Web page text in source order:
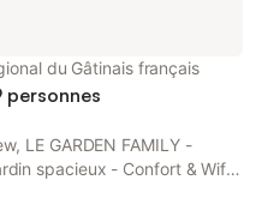
du Gâtinais français
personnes
LE GARDEN FAMILY -
spacieux - Confort & Wifi -
minutes is set in Achères-la-